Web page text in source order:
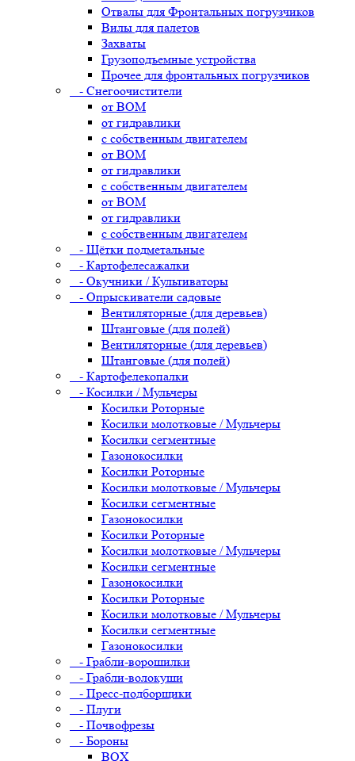
Отвалы для Фронтальных погрузчиков
Вилы для палетов
Захваты
Грузоподъемные устройства
Прочее для фронтальных погрузчиков
- Снегоочистители
от ВОМ
от гидравлики
с собственным двигателем
от ВОМ
от гидравлики
с собственным двигателем
от ВОМ
от гидравлики
с собственным двигателем
- Щётки подметальные
- Картофелесажалки
- Окучники / Культиваторы
- Опрыскиватели садовые
Вентиляторные (для деревьев)
Штанговые (для полей)
Вентиляторные (для деревьев)
Штанговые (для полей)
- Картофелекопалки
- Косилки / Мульчеры
Косилки Роторные
Косилки молотковые / Мульчеры
Косилки сегментные
Газонокосилки
Косилки Роторные
Косилки молотковые / Мульчеры
Косилки сегментные
Газонокосилки
Косилки Роторные
Косилки молотковые / Мульчеры
Косилки сегментные
Газонокосилки
Косилки Роторные
Косилки молотковые / Мульчеры
Косилки сегментные
Газонокосилки
- Грабли-ворошилки
- Грабли-волокуши
- Пресс-подборщики
- Плуги
- Почвофрезы
- Бороны
BQX